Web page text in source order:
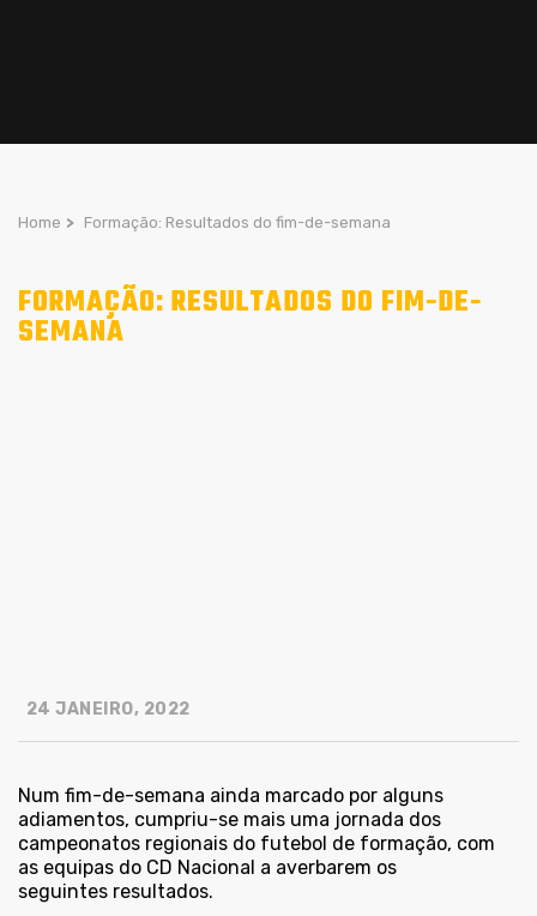
Home > Formação: Resultados do fim-de-semana
FORMAÇÃO: RESULTADOS DO FIM-DE-
SEMANA
24 JANEIRO, 2022
Num fim-de-semana ainda marcado por alguns
adiamentos, cumpriu-se mais uma jornada dos
campeonatos regionais do futebol de formação, com
as equipas do CD Nacional a averbarem os
seguintes resultados.